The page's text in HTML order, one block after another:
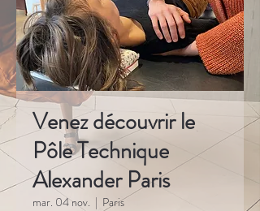
Venez découvrir le
Pôle Technique
Alexander Paris
mar. 04 nov.
  |
Paris